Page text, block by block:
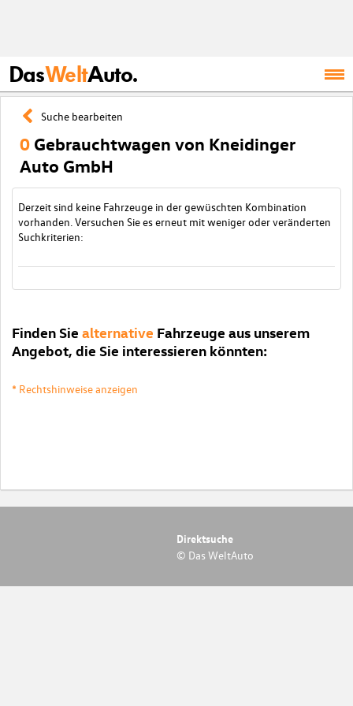
DasWeltAuto.
Suche bearbeiten
0 Gebrauchtwagen von Kneidinger
Auto GmbH
Derzeit sind keine Fahrzeuge in der gewüschten Kombination
vorhanden. Versuchen Sie es erneut mit weniger oder veränderten
Suchkriterien:
Finden Sie alternative Fahrzeuge aus unserem
Angebot, die Sie interessieren könnten:
* Rechtshinweise anzeigen
Direktsuche
© Das WeltAuto